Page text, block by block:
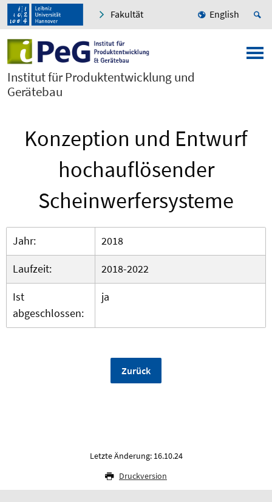
Fakultät English
Institut für Produktentwicklung und
Gerätebau
Konzeption und Entwurf
hochauflösender
Scheinwerfersysteme
Jahr:
2018
Laufzeit:
2018-2022
Ist
abgeschlossen:
ja
Zurück
Letzte Änderung: 16.10.24
Druckversion